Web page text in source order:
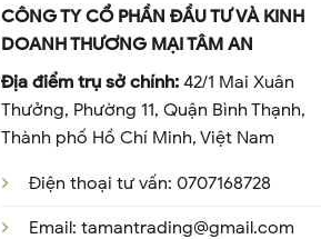
CÔNG TY CỔ PHẦN ĐẦU TƯ VÀ KINH
DOANH THƯƠNG MẠI TÂM AN
Địa điểm trụ sở chính: 42/1 Mai Xuân
Thưởng, Phường 11, Quận Bình Thạnh,
Thành phố Hồ Chí Minh, Việt Nam
Điện thoại tư vấn: 0707168728
Email: tamantrading@gmail.com